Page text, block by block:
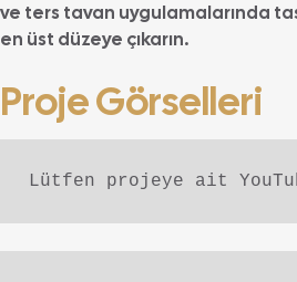
ve ters tavan uygulamalarında
en üst düzeye çıkarın.
Proje Görselleri
Lütfen projeye ait